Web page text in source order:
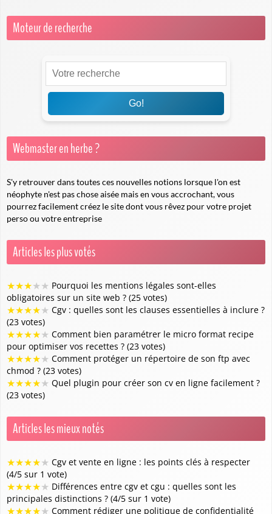
Moteur de recherche
Go!
Webmaster en herbe ?
S'y retrouver dans toutes ces nouvelles notions lorsque l'on est
néophyte n'est pas chose aisée mais en vous accrochant, vous
pourrez facilement créez le site dont vous rêvez pour votre projet
perso ou votre entreprise
Articles les plus votés
★★★★★ Pourquoi les mentions légales sont-elles
obligatoires sur un site web ? (25 votes)
★★★★★ Cgv : quelles sont les clauses essentielles à inclure ?
(23 votes)
★★★★★ Comment bien paramétrer le micro format recipe
pour optimiser vos recettes ? (23 votes)
★★★★★ Comment protéger un répertoire de son ftp avec
chmod ? (23 votes)
★★★★★ Quel plugin pour créer son cv en ligne facilement ?
(23 votes)
Articles les mieux notés
★★★★★ Cgv et vente en ligne : les points clés à respecter
(4/5 sur 1 vote)
★★★★★ Différences entre cgv et cgu : quelles sont les
principales distinctions ? (4/5 sur 1 vote)
★★★★★ Comment rédiger une politique de confidentialité